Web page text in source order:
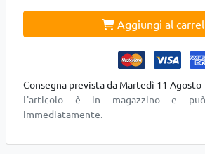
Aggiungi al
Consegna prevista da Martedì 11 Agosto
L'articolo è in magazzino e
immediatamente.